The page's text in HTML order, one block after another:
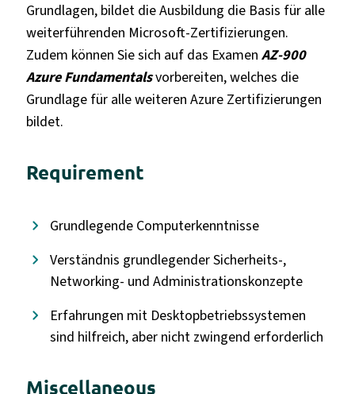
Grundlagen, bildet die Ausbildung die Basis für alle
weiterführenden Microsoft-Zertifizierungen.
Zudem können Sie sich auf das Examen AZ-900
Azure Fundamentalsvorbereiten, welches die
Grundlage für alle weiteren Azure Zertifizierungen
bildet.
Requirement
Grundlegende Computerkenntnisse
Verständnis grundlegender Sicherheits-,
Networking- und Administrationskonzepte
Erfahrungen mit Desktopbetriebssystemen
sind hilfreich, aber nicht zwingend erforderlich
Miscellaneous